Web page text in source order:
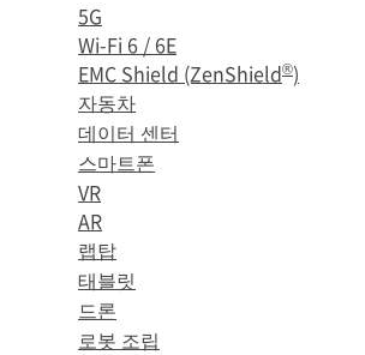
5G
Wi-Fi 6 / 6E
EMC Shield (ZenShield®)
자동차
데이터 센터
스마트폰
VR
AR
랩탑
태블릿
드론
로봇 조립